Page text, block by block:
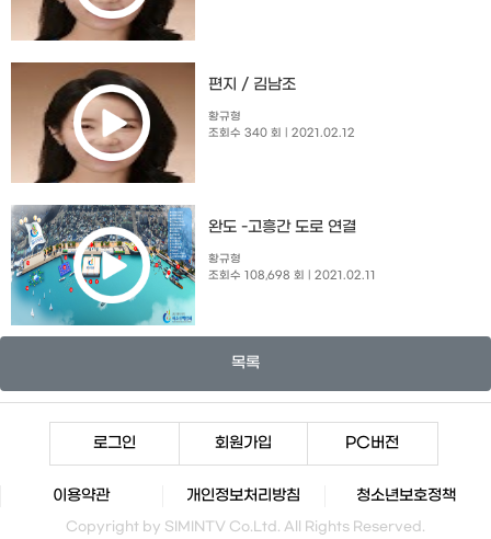
편지 / 김남조
황규형
조회수 340 회
| 2021.02.12
완도 -고흥간 도로 연결
황규형
조회수 108,698 회
| 2021.02.11
목록
로그인 회원가입 PC버전
이용약관 개인정보처리방침 청소년보호정책
Copyright by SIMINTV Co.Ltd. All Rights Reserved.